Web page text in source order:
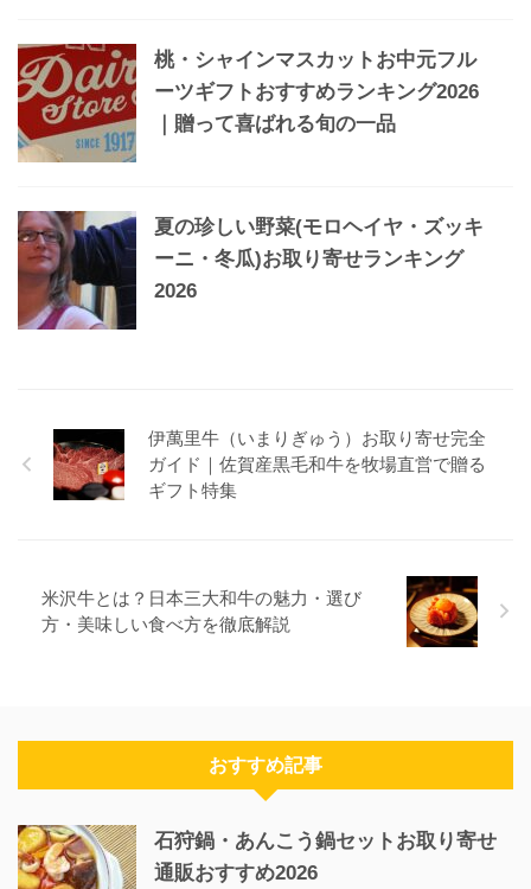
桃・シャインマスカットお中元フル
ーツギフトおすすめランキング2026
｜贈って喜ばれる旬の一品
夏の珍しい野菜(モロヘイヤ・ズッキ
ーニ・冬瓜)お取り寄せランキング
2026
伊萬里牛（いまりぎゅう）お取り寄せ完全
ガイド｜佐賀産黒毛和牛を牧場直営で贈る
ギフト特集
米沢牛とは？日本三大和牛の魅力・選び
方・美味しい食べ方を徹底解説
おすすめ記事
石狩鍋・あんこう鍋セットお取り寄せ
通販おすすめ2026